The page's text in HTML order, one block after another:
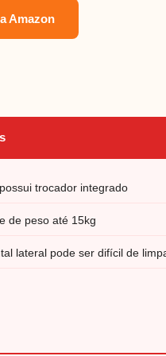
Amazon
trocador integrado
de peso até 15kg
lateral pode ser difícil de